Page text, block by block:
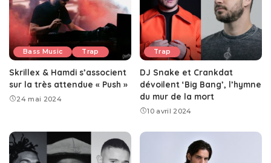
Bass Music Trap
Skrillex & Hamdi s’associent
sur la très attendue « Push »
24 mai 2024
Trap
DJ Snake et Crankdat
dévoilent ‘Big Bang’, l’hymne
du mur de la mort
10 avril 2024